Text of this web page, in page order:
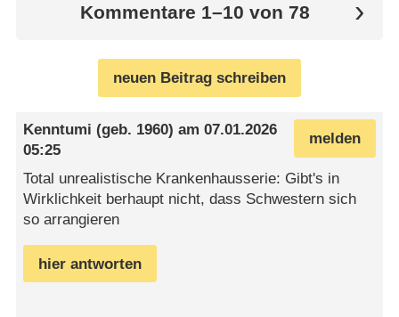
Kommentare 1–10 von 78
neuen Beitrag schreiben
melden
Kenntumi (geb. 1960) am07.01.2026
05:25
Total unrealistische Krankenhausserie: Gibt's in
Wirklichkeit berhaupt nicht, dass Schwestern sich
so arrangieren
hier antworten